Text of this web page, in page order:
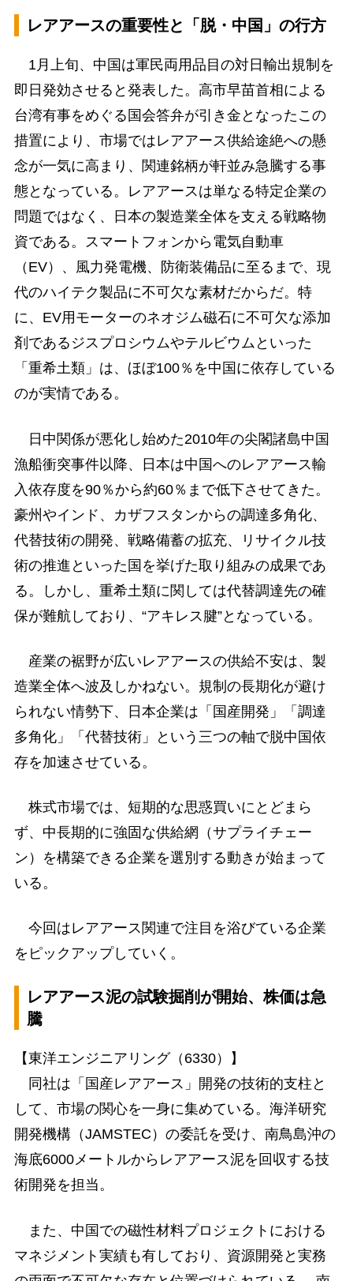
レアアースの重要性と「脱・中国」の行方
1月上旬、中国は軍民両用品目の対日輸出規制を
即日発効させると発表した。高市早苗首相による
台湾有事をめぐる国会答弁が引き金となったこの
措置により、市場ではレアアース供給途絶への懸
念が一気に高まり、関連銘柄が軒並み急騰する事
態となっている。レアアースは単なる特定企業の
問題ではなく、日本の製造業全体を支える戦略物
資である。スマートフォンから電気自動車
（EV）、風力発電機、防衛装備品に至るまで、現
代のハイテク製品に不可欠な素材だからだ。特
に、EV用モーターのネオジム磁石に不可欠な添加
剤であるジスプロシウムやテルビウムといった
「重希土類」は、ほぼ100％を中国に依存している
のが実情である。
日中関係が悪化し始めた2010年の尖閣諸島中国
漁船衝突事件以降、日本は中国へのレアアース輸
入依存度を90％から約60％まで低下させてきた。
豪州やインド、カザフスタンからの調達多角化、
代替技術の開発、戦略備蓄の拡充、リサイクル技
術の推進といった国を挙げた取り組みの成果であ
る。しかし、重希土類に関しては代替調達先の確
保が難航しており、“アキレス腱”となっている。
産業の裾野が広いレアアースの供給不安は、製
造業全体へ波及しかねない。規制の長期化が避け
られない情勢下、日本企業は「国産開発」「調達
多角化」「代替技術」という三つの軸で脱中国依
存を加速させている。
株式市場では、短期的な思惑買いにとどまら
ず、中長期的に強固な供給網（サプライチェー
ン）を構築できる企業を選別する動きが始まって
いる。
今回はレアアース関連で注目を浴びている企業
をピックアップしていく。
レアアース泥の試験掘削が開始、株価は急
騰
【東洋エンジニアリング（6330）】
同社は「国産レアアース」開発の技術的支柱と
して、市場の関心を一身に集めている。海洋研究
開発機構（JAMSTEC）の委託を受け、南鳥島沖の
海底6000メートルからレアアース泥を回収する技
術開発を担当。
また、中国での磁性材料プロジェクトにおける
マネジメント実績も有しており、資源開発と実務